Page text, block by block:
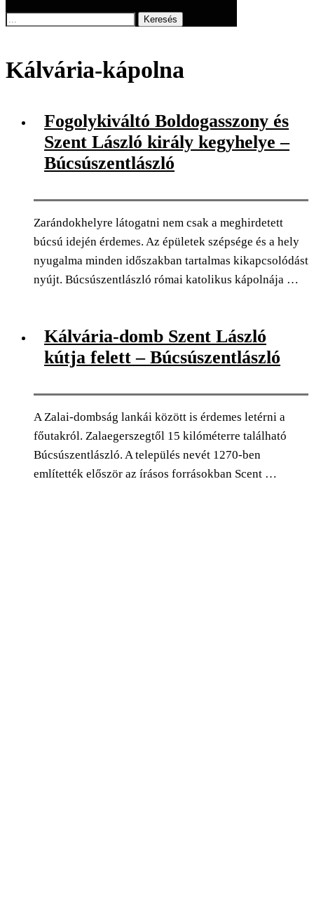
Keresés
Kálvária-kápolna
Fogolykiváltó Boldogasszony és
Szent László király kegyhelye –
Búcsúszentlászló
Zarándokhelyre látogatni nem csak a meghirdetett
búcsú idején érdemes. Az épületek szépsége és a hely
nyugalma minden időszakban tartalmas kikapcsolódást
nyújt. Búcsúszentlászló római katolikus kápolnája …
Kálvária-domb Szent László
kútja felett – Búcsúszentlászló
A Zalai-dombság lankái között is érdemes letérni a
főutakról. Zalaegerszegtől 15 kilóméterre található
Búcsúszentlászló. A település nevét 1270-ben
említették először az írásos forrásokban Scent …